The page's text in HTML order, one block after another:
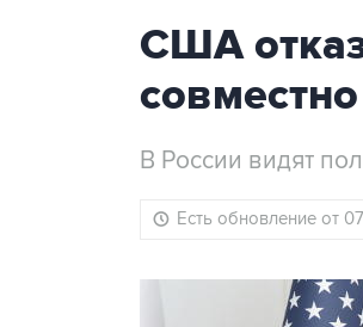
США
В России видят
Есть обновление от